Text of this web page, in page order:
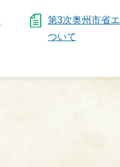
第3次奥州市省
ついて